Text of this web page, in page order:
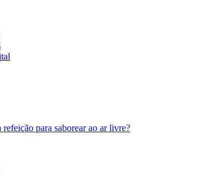
para saborear ao ar livre?